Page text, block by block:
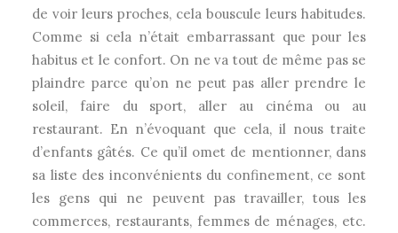
de voir leurs proches, cela bouscule leurs habitudes.
Comme si cela n’était embarrassant que pour les
habitus et le confort. On ne va tout de même pas se
plaindre parce qu’on ne peut pas aller prendre le
soleil, faire du sport, aller au cinéma ou au
restaurant. En n’évoquant que cela, il nous traite
d’enfants gâtés. Ce qu’il omet de mentionner, dans
sa liste des inconvénients du confinement, ce sont
les gens qui ne peuvent pas travailler, tous les
commerces, restaurants, femmes de ménages, etc.